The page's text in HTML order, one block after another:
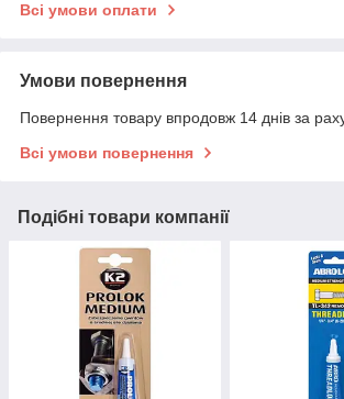
Всі умови оплати
Умови повернення
Повернення товару впродовж 14 днів за
Всі умови повернення
Подібні товари компанії